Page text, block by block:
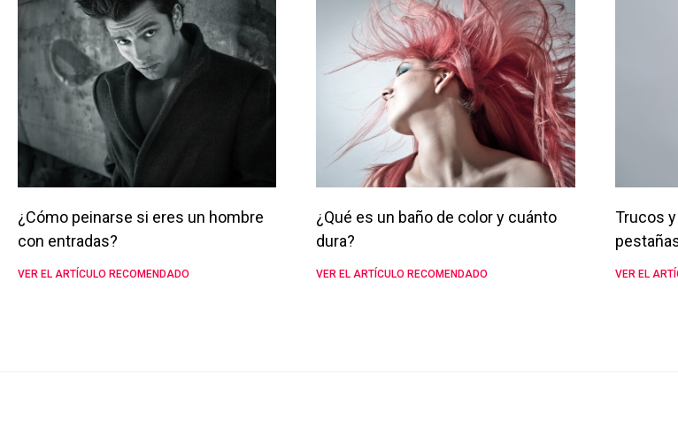
¿Cómo peinarse si eres un hombre
con entradas?
VER EL ARTÍCULO RECOMENDADO
¿Qué es un baño de color y cuánto
dura?
VER EL ARTÍCULO RECOMENDADO
Trucos
VER EL